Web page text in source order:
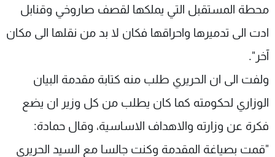
محطة المستقبل التي يملكها لقصف صاروخي وقنابل
ادت الى تدميرها واحراقها فكان لا بد من نقلها الى مكان
آخر".
ولفت الى ان الحريري طلب منه كتابة مقدمة البيان
الوزاري لحكومته كما كان يطلب من كل وزير ان يضع
فكرة عن وزارته والاهداف الاساسية، وقال حمادة:
"قمت بصياغة المقدمة وكنت جالسا مع السيد الحريري